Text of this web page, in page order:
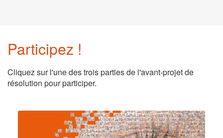
Participez !
Cliquez sur l'une des trois parties de l'avant-projet de
résolution pour participer.